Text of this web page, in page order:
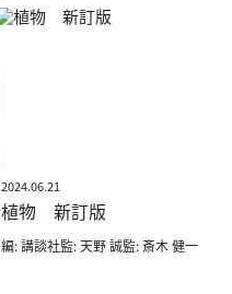
2024.06.21
植物 新訂版
編: 講談社監: 天野 誠監: 斎木 健一